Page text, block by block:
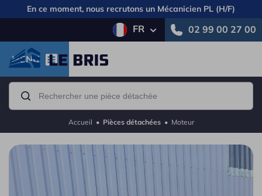
En ce moment, nous recrutons un Mécanicien PL (H/F)
FR 02 99 00 27 00
MENU
Accueil • Pièces détachées• Moteur